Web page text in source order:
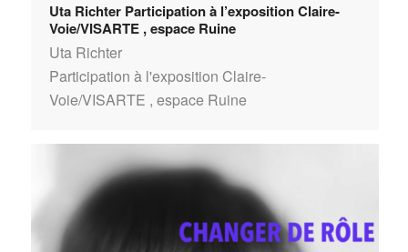
Uta Richter Participation à l’exposition Claire-
Voie/VISARTE , espace Ruine
Uta Richter
Participation à l'exposition Claire-
Voie/VISARTE , espace Ruine